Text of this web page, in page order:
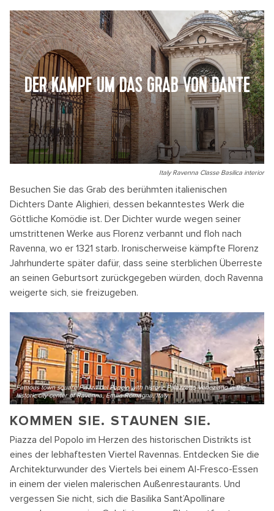
DER KAMPF UM DAS GRAB VON DANTE
Italy Ravenna Classe Basilica interior
Besuchen Sie das Grab des berühmten italienischen
Dichters Dante Alighieri, dessen bekanntestes Werk die
Göttliche Komödie ist. Der Dichter wurde wegen seiner
umstrittenen Werke aus Florenz verbannt und floh nach
Ravenna, wo er 1321 starb. Ironischerweise kämpfte Florenz
Jahrhunderte später dafür, dass seine sterblichen Überreste
an seinen Geburtsort zurückgegeben würden, doch Ravenna
weigerte sich, sie freizugeben.
Famous town square Piazza del Popolo with historic Palazzetto Veneziano in the
historic city center of Ravenna, Emilia-Romagna, Italy
KOMMEN SIE. STAUNEN SIE.
Piazza del Popolo im Herzen des historischen Distrikts ist
eines der lebhaftesten Viertel Ravennas. Entdecken Sie die
Architekturwunder des Viertels bei einem Al-Fresco-Essen
in einem der vielen malerischen Außenrestaurants. Und
vergessen Sie nicht, sich die Basilika Sant’Apollinare